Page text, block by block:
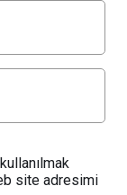
site adresimi